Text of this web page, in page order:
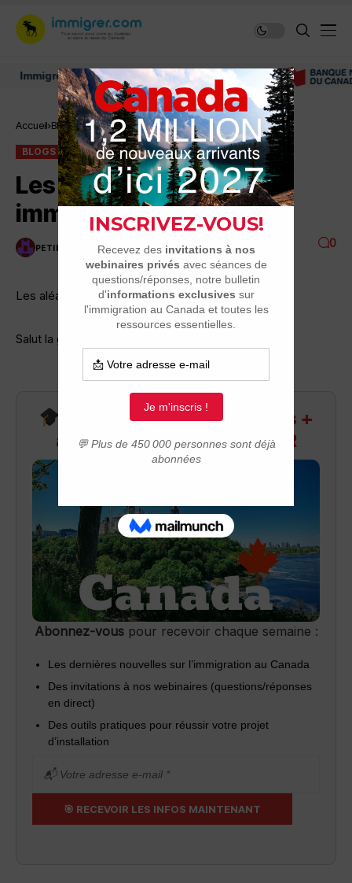
au Canada: ressources et conseils
Accueil Blogs Les aléas de mon immigration…
BLOGS
Les aléas de mon
immigration…
PETIBOUDANGE 7 MINUTES DE LECTURE 2.4K VUES 0
Les aléas de mon immigration
Salut la gang,
Recevez infos exclusives +
accès aux webinaires Q&R
Abonnez-vouspour recevoir chaque semaine :
Les dernières nouvelles sur l’immigration au Canada
Des invitations à nos webinaires (questions/réponses
en direct)
Des outils pratiques pour réussir votre projet
d’installation